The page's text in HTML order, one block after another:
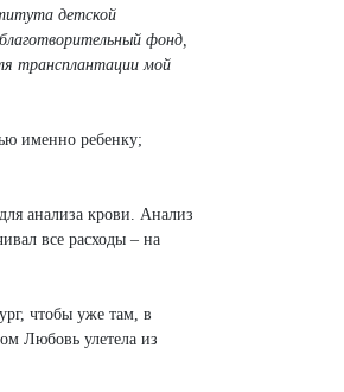
детской
фонд,
трансплантации мой
именно ребенку;
анализа крови. Анализ
все расходы – на
чтобы уже там, в
Любовь улетела из